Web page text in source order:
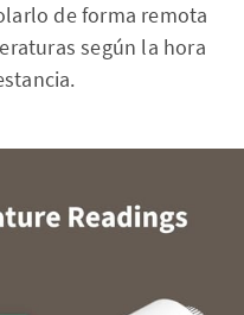
de forma remota
según la hora